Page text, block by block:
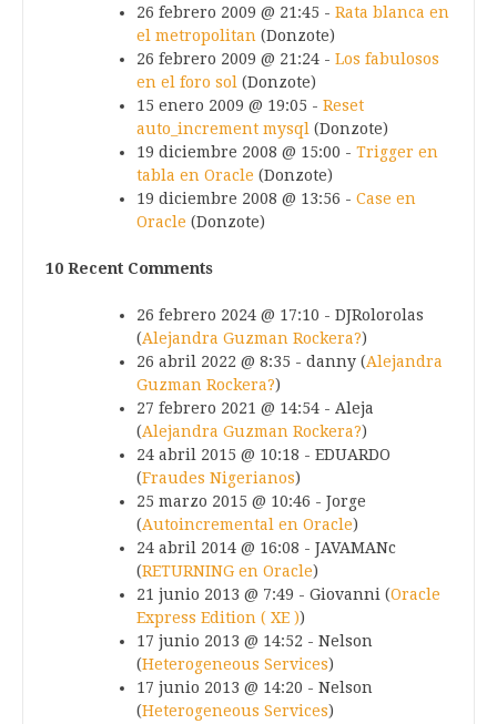
26 febrero 2009 @ 21:45 - Rata blanca en
el metropolitan (Donzote)
26 febrero 2009 @ 21:24 - Los fabulosos
en el foro sol (Donzote)
15 enero 2009 @ 19:05 - Reset
auto_increment mysql (Donzote)
19 diciembre 2008 @ 15:00 - Trigger en
tabla en Oracle (Donzote)
19 diciembre 2008 @ 13:56 - Case en
Oracle (Donzote)
10 Recent Comments
26 febrero 2024 @ 17:10 - DJRolorolas
(Alejandra Guzman Rockera?)
26 abril 2022 @ 8:35 - danny (Alejandra
Guzman Rockera?)
27 febrero 2021 @ 14:54 - Aleja
(Alejandra Guzman Rockera?)
24 abril 2015 @ 10:18 - EDUARDO
(Fraudes Nigerianos)
25 marzo 2015 @ 10:46 - Jorge
(Autoincremental en Oracle)
24 abril 2014 @ 16:08 - JAVAMANc
(RETURNING en Oracle)
21 junio 2013 @ 7:49 - Giovanni (Oracle
Express Edition ( XE ))
17 junio 2013 @ 14:52 - Nelson
(Heterogeneous Services)
17 junio 2013 @ 14:20 - Nelson
(Heterogeneous Services)